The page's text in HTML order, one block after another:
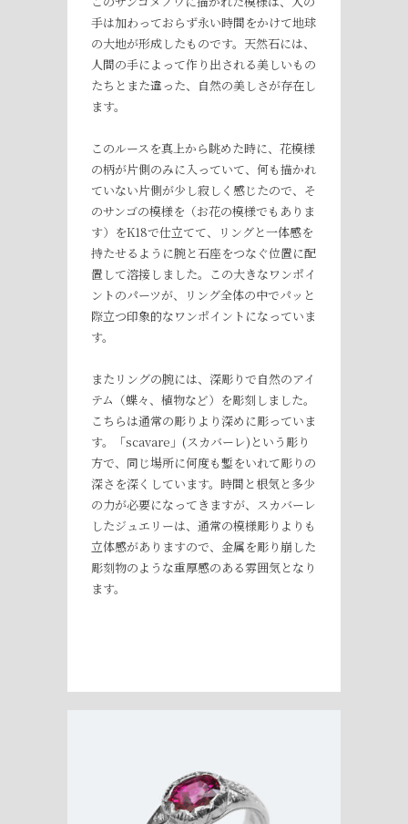
手は加わっておらず永い時間をかけて地球
の大地が形成したものです。天然石には、
人間の手によって作り出される美しいもの
たちとまた違った、自然の美しさが存在し
ます。
このルースを真上から眺めた時に、花模様
の柄が片側のみに入っていて、何も描かれ
ていない片側が少し寂しく感じたので、そ
のサンゴの模様を（お花の模様でもありま
す）をK18で仕立てて、リングと一体感を
持たせるように腕と石座をつなぐ位置に配
置して溶接しました。この大きなワンポイ
ントのパーツが、リング全体の中でパッと
際立つ印象的なワンポイントになっていま
す。
またリングの腕には、深彫りで自然のアイ
テム（蝶々、植物など）を彫刻しました。
こちらは通常の彫りより深めに彫っていま
す。「scavare」(スカバーレ)という彫り
方で、同じ場所に何度も鏨をいれて彫りの
深さを深くしています。時間と根気と多少
の力が必要になってきますが、スカバーレ
したジュエリーは、通常の模様彫りよりも
立体感がありますので、金属を彫り崩した
彫刻物のような重厚感のある雰囲気となり
ます。